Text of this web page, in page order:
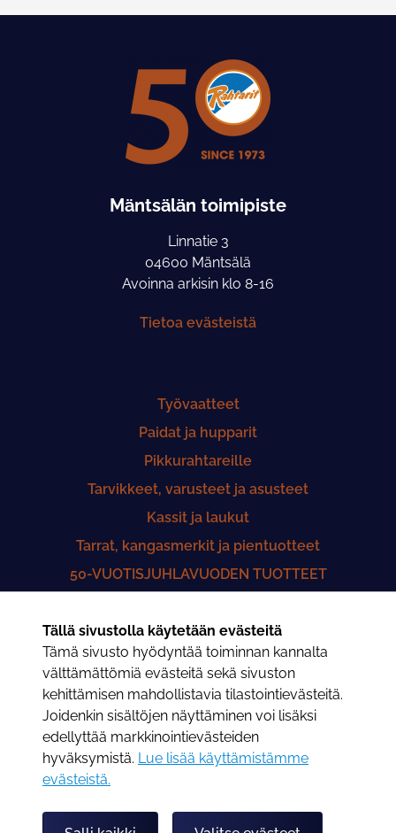
Tällä sivustolla käytetään evästeitä
Tämä sivusto hyödyntää toiminnan kannalta
välttämättömiä evästeitä sekä sivuston
kehittämisen mahdollistavia tilastointievästeitä.
Joidenkin sisältöjen näyttäminen voi lisäksi
edellyttää markkinointievästeiden
hyväksymistä. Lue lisää käyttämistämme
evästeistä.​​​​​​
Mäntsälän toimipiste
Linnatie 3
04600 Mäntsälä
Avoinna arkisin klo 8-16
Tietoa evästeistä
Työvaatteet
Paidat ja hupparit
Pikkurahtareille
Tarvikkeet, varusteet ja asusteet
Kassit ja laukut
Tarrat, kangasmerkit ja pientuotteet
50-VUOTISJUHLAVUODEN TUOTTEET
50-VUOTISHISTORIIKKI
Saunatuotteet
Rahtarit - Putiiggi
TILAUSOHJEET